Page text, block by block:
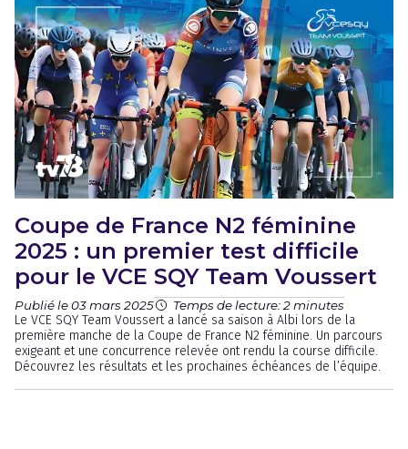
Coupe de France N2 féminine
2025 : un premier test difficile
pour le VCE SQY Team Voussert
Publié le 03 mars 2025 Temps de lecture: 2 minutes
Le VCE SQY Team Voussert a lancé sa saison à Albi lors de la
première manche de la Coupe de France N2 féminine. Un parcours
exigeant et une concurrence relevée ont rendu la course difficile.
Découvrez les résultats et les prochaines échéances de l’équipe.